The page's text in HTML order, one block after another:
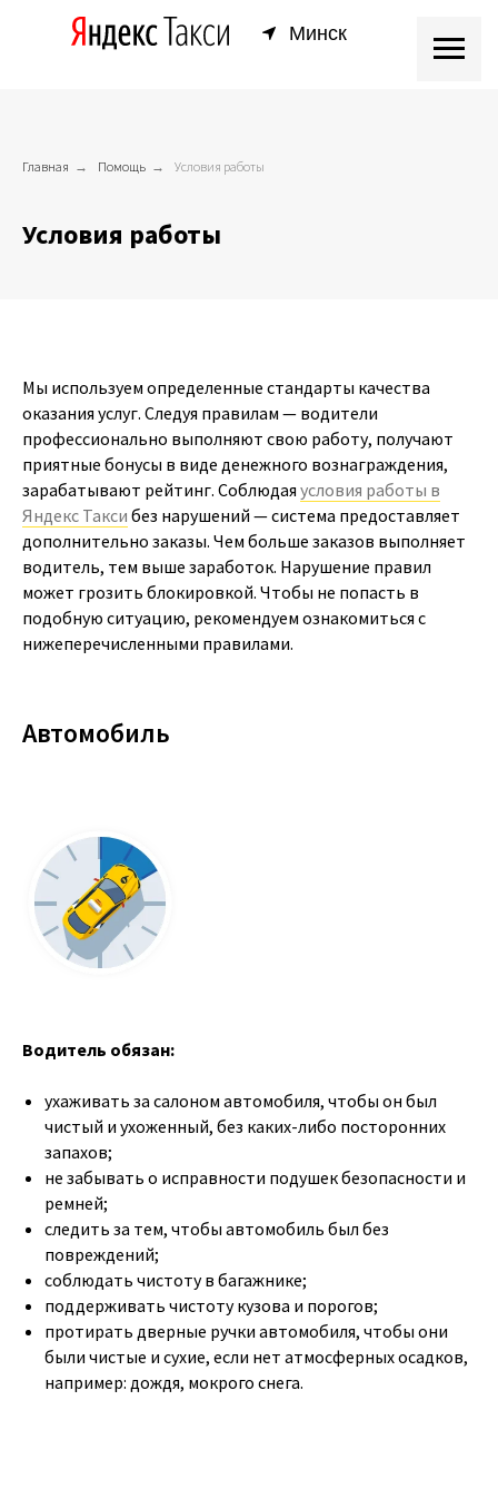
Минск
Главная → Помощь → Условия работы
Условия работы
Мы используем определенные стандарты качества
оказания услуг. Следуя правилам — водители
профессионально выполняют свою работу, получают
приятные бонусы в виде денежного вознаграждения,
зарабатывают рейтинг. Соблюдая условия работы в
Яндекс Такси без нарушений — система предоставляет
дополнительно заказы. Чем больше заказов выполняет
водитель, тем выше заработок. Нарушение правил
может грозить блокировкой. Чтобы не попасть в
подобную ситуацию, рекомендуем ознакомиться с
нижеперечисленными правилами.
Автомобиль
Водитель обязан:
ухаживать за салоном автомобиля, чтобы он был
чистый и ухоженный, без каких-либо посторонних
запахов;
не забывать о исправности подушек безопасности и
ремней;
следить за тем, чтобы автомобиль был без
повреждений;
соблюдать чистоту в багажнике;
поддерживать чистоту кузова и порогов;
протирать дверные ручки автомобиля, чтобы они
были чистые и сухие, если нет атмосферных осадков,
например: дождя, мокрого снега.